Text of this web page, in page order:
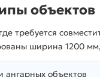
объектов
требуется
ширина 1200
ангарных объектов